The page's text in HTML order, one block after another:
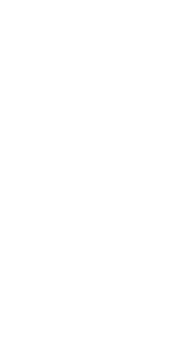
me remarque,
une